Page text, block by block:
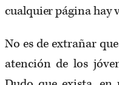
cualquier página hay
No es de extrañar
atención de los